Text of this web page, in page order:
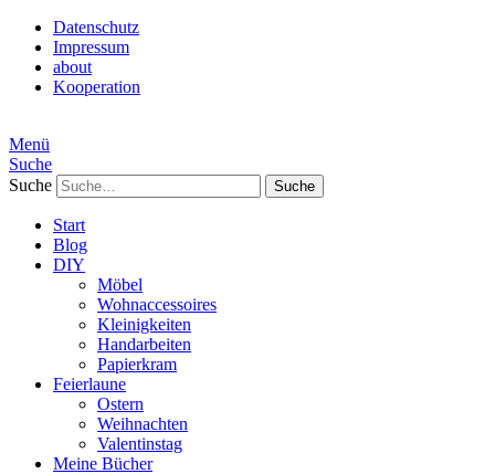
Datenschutz
Impressum
about
Kooperation
Menü
Suche
Suche
Start
Blog
DIY
Möbel
Wohnaccessoires
Kleinigkeiten
Handarbeiten
Papierkram
Feierlaune
Ostern
Weihnachten
Valentinstag
Meine Bücher